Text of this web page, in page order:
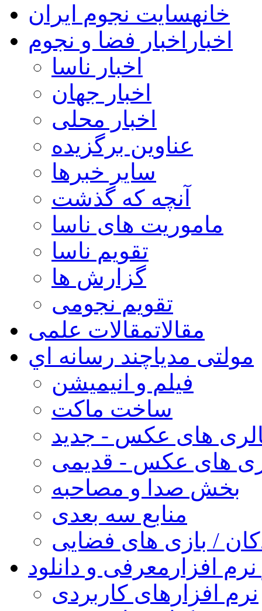
خانهسایت نجوم ایران
اخبار اخبار فضا و نجوم
اخبار ناسا
اخبار جهان
اخبار محلی
عناوین برگزیده
سایر خبرها
آنچه که گذشت
ماموریت های ناسا
تقویم ناسا
گزارش ها
تقویم نجومی
مقالاتمقالات علمی
مولتی مدیاچند رسانه اي
فیلم و انیمیشن
ساخت ماکت
های عکس - جدید
های عکس - قدیمی
بخش صدا و مصاحبه
منابع سه بعدی
/ بازی های فضایی
افزار معرفی و دانلود
نرم افزارهای کاربردی